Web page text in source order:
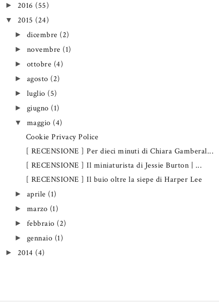
► 2016 (55)
▼ 2015 (24)
► dicembre (2)
► novembre (1)
► ottobre (4)
► agosto (2)
► luglio (5)
► giugno (1)
▼ maggio (4)
Cookie Privacy Police
[ RECENSIONE ] Per dieci minuti di Chiara Gamberal...
[ RECENSIONE ] Il miniaturista di Jessie Burton | ...
[ RECENSIONE ] Il buio oltre la siepe di Harper Lee
► aprile (1)
► marzo (1)
► febbraio (2)
► gennaio (1)
► 2014 (4)